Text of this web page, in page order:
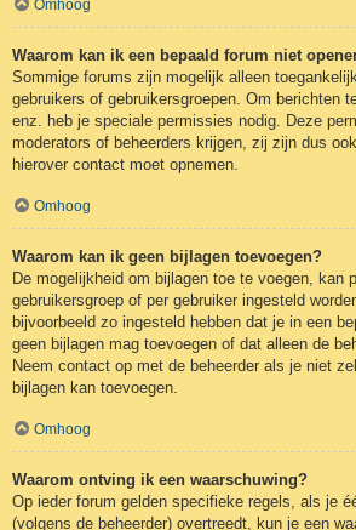
Omhoog
Waarom kan ik een bepaald forum niet
Sommige forums zijn mogelijk alleen
gebruikers of gebruikersgroepen. Om berichten
enz. heb je speciale permissies nodig. Deze
moderators of beheerders krijgen, zij zijn dus
hierover contact moet opnemen.
Omhoog
Waarom kan ik geen bijlagen toevoegen?
De mogelijkheid om bijlagen toe te voegen, kan
gebruikersgroep of per gebruiker ingesteld
bijvoorbeeld zo ingesteld hebben dat je in een
geen bijlagen mag toevoegen of dat alleen de
Neem contact op met de beheerder als je niet
bijlagen kan toevoegen.
Omhoog
Waarom ontving ik een waarschuwing?
Op ieder forum gelden specifieke regels, als je
(volgens de beheerder) overtreedt, kun je een